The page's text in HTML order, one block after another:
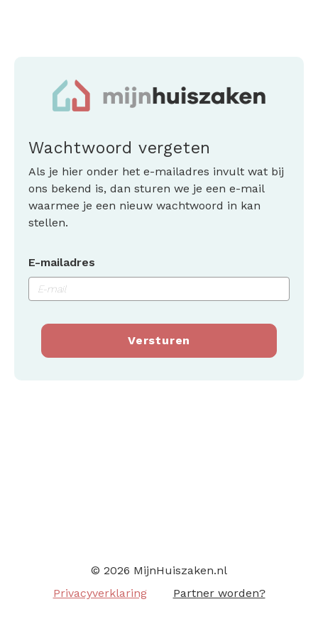
Wachtwoord vergeten
Als je hier onder het e-mailadres invult wat bij
ons bekend is, dan sturen we je een e-mail
waarmee je een nieuw wachtwoord in kan
stellen.
E-mailadres
Versturen
© 2026 MijnHuiszaken.nl
Privacyverklaring
Partner worden?